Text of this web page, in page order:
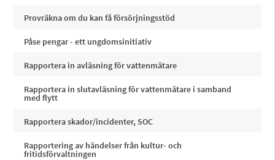
Provräkna om du kan få försörjningsstöd
Påse pengar - ett ungdomsinitiativ
Rapportera in avläsning för vattenmätare
Rapportera in slutavläsning för vattenmätare i samband
med flytt
Rapportera skador/incidenter, SOC
Rapportering av händelser från kultur- och
fritidsförvaltningen